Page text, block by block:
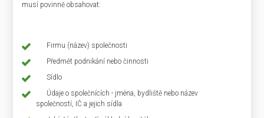
musí povinně obsahovat:
Firmu (název) společnosti
Předmět podnikání nebo činnosti
Sídlo
Údaje o společnících - jména, bydliště nebo název
společností, IČ a jejich sídla